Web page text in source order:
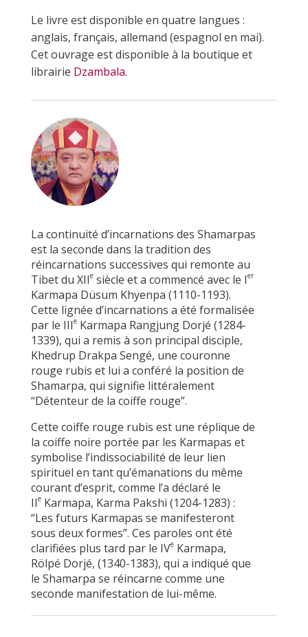
Le livre est disponible en quatre langues :
anglais, français, allemand (espagnol en mai).
Cet ouvrage est disponible à la boutique et
librairie Dzambala.
La continuité d’incarnations des Shamarpas
est la seconde dans la tradition des
réincarnations successives qui remonte au
Tibet du XIIesiècle et a commencé avec le Ier
Karmapa Düsum Khyenpa (1110-1193).
Cette lignée d’incarnations a été formalisée
par le IIIeKarmapa Rangjung Dorjé (1284-
1339), qui a remis à son principal disciple,
Khedrup Drakpa Sengé, une couronne
rouge rubis et lui a conféré la position de
Shamarpa, qui signifie littéralement
“Détenteur de la coiffe rouge”.
Cette coiffe rouge rubis est une réplique de
la coiffe noire portée par les Karmapas et
symbolise l’indissociabilité de leur lien
spirituel en tant qu’émanations du même
courant d’esprit, comme l’a déclaré le
IIeKarmapa, Karma Pakshi (1204-1283) :
“Les futurs Karmapas se manifesteront
sous deux formes”. Ces paroles ont été
clarifiées plus tard par le IVeKarmapa,
Rölpé Dorjé, (1340-1383), qui a indiqué que
le Shamarpa se réincarne comme une
seconde manifestation de lui-même.